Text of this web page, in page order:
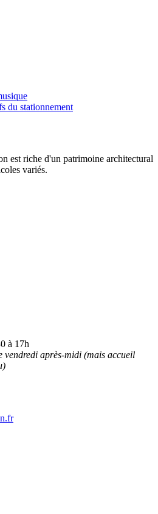
du stationnement
est riche d'un patrimoine architectural
variés.
à 17h
vendredi après-midi (mais accueil